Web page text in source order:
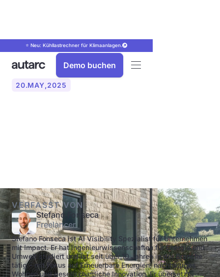
⭐ Neu: Kühllastrechner für Klimaanlagen.
Demo buchen
20.MAY,2025
VERFASST VON
Stefano Fonseca
Freelancer
Stefano Fonseca ist AI Visibility Spezialist für Unternehmen
mit Impact. Er hat Ingenieurwissenschaften für Energie und
Umwelt studiert und ist seit über 10 Jahren in der Branche
tätig – mit Fokus auf Erneuerbare Energien, nachhaltiges
Wohnen und gesellschaftliche Innovation. Er übersetzt